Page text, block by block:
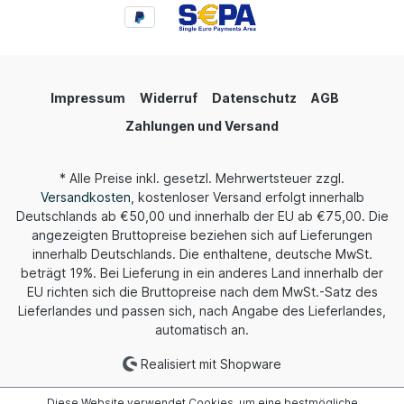
Impressum Widerruf Datenschutz
AGB
Zahlungen und Versand
* Alle Preise inkl. gesetzl. Mehrwertsteuer zzgl.
Versandkosten , kostenloser Versand erfolgt innerhalb
Deutschlands ab €50,00 und innerhalb der EU ab €75,00. Die
angezeigten Bruttopreise beziehen sich auf Lieferungen
innerhalb Deutschlands. Die enthaltene, deutsche MwSt.
beträgt 19%. Bei Lieferung in ein anderes Land innerhalb der
EU richten sich die Bruttopreise nach dem MwSt.-Satz des
Lieferlandes und passen sich, nach Angabe des Lieferlandes,
automatisch an.
Realisiert mit Shopware